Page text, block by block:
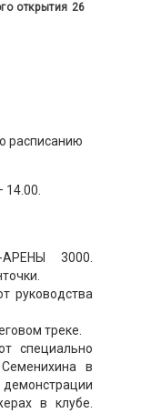
открытия 26
расписанию
14.00.
3000.
руководства
треке.
специально
в
в клубе.